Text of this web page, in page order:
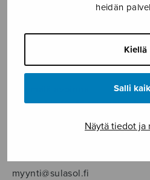
heidän
Kiellä
Salli
Näytä tiedot ja
Sulasol
ma–pe klo 10–16 tai
Tallberginkatu 1 B, 1,5 krs.
myynti@sulasol.fi